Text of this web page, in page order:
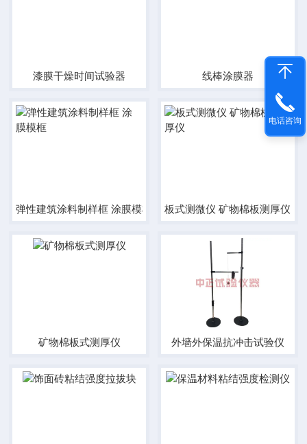
漆膜干燥时间试验器 线棒涂膜器
弹性建筑涂料制样框 涂膜模框 板式测微仪 矿物棉板测厚仪
矿物棉板式测厚仪 外墙外保温抗冲击试验仪
电话咨询